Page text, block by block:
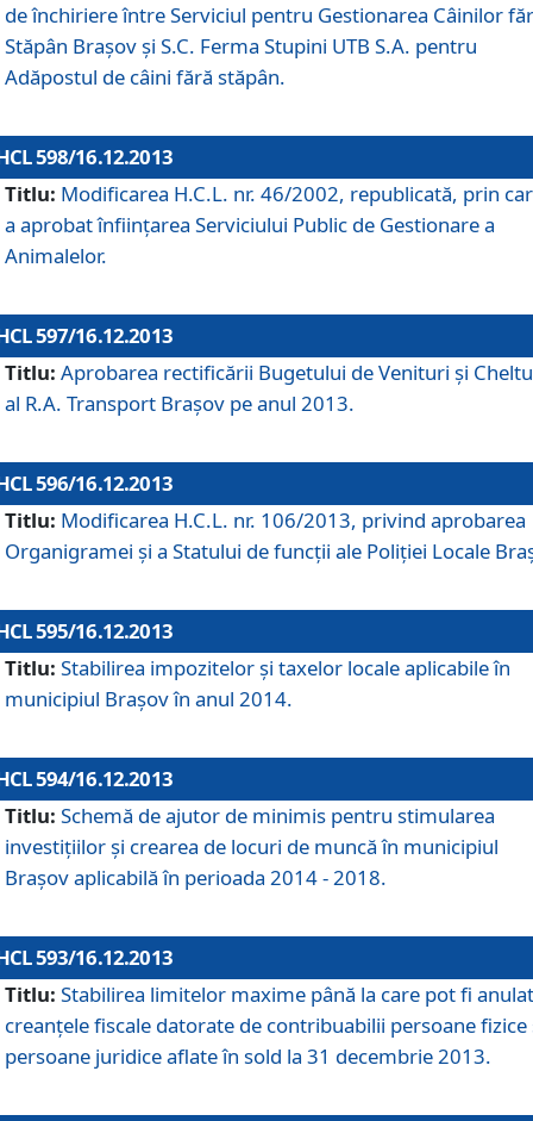
de închiriere între Serviciul pentru Gestionarea Câinilor
Stăpân Braşov şi S.C. Ferma Stupini UTB S.A. pentru
Adăpostul de câini fără stăpân.
598/16.12.2013
Titlu: Modificarea H.C.L. nr. 46/2002, republicată, prin
a aprobat înfiinţarea Serviciului Public de Gestionare a
Animalelor.
597/16.12.2013
Titlu: Aprobarea rectificării Bugetului de Venituri şi
al R.A. Transport Braşov pe anul 2013.
596/16.12.2013
Titlu: Modificarea H.C.L. nr. 106/2013, privind aprobarea
Organigramei şi a Statului de funcţii ale Poliţiei Locale
595/16.12.2013
Titlu: Stabilirea impozitelor şi taxelor locale aplicabile în
municipiul Braşov în anul 2014.
594/16.12.2013
Titlu: Schemă de ajutor de minimis pentru stimularea
investiţiilor şi crearea de locuri de muncă în municipiul
Braşov aplicabilă în perioada 2014 - 2018.
593/16.12.2013
Titlu: Stabilirea limitelor maxime până la care pot fi
creanţele fiscale datorate de contribuabilii persoane fizice
persoane juridice aflate în sold la 31 decembrie 2013.